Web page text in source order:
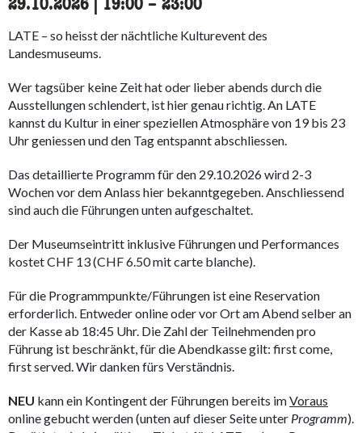
29.10.2026 19:00 accessibility.time_to
– 23:00
LATE – so heisst der nächtliche Kulturevent des
Landesmuseums.
Wer tagsüber keine Zeit hat oder lieber abends durch die
Ausstellungen schlendert, ist hier genau richtig. An LATE
kannst du Kultur in einer speziellen Atmosphäre von 19 bis 23
Uhr geniessen und den Tag entspannt abschliessen.
Das detaillierte Programm für den 29.10.2026 wird 2-3
Wochen vor dem Anlass hier bekanntgegeben. Anschliessend
sind auch die Führungen unten aufgeschaltet.
Der Museumseintritt inklusive Führungen und Performances
kostet CHF 13 (CHF 6.50 mit carte blanche).
Für die Programmpunkte/Führungen ist eine Reservation
erforderlich. Entweder online oder vor Ort am Abend selber an
der Kasse ab 18:45 Uhr. Die Zahl der Teilnehmenden pro
Führung ist beschränkt, für die Abendkasse gilt: first come,
first served. Wir danken fürs Verständnis.
NEU kann ein Kontingent der Führungen bereits imVoraus
online gebucht werden (unten auf dieser Seite unter Programm).